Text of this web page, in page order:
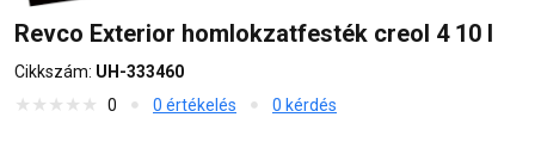
Revco Exterior homlokzatfesték creol 4 10 l
Cikkszám: UH-333460
0
0 értékelés 0 kérdés